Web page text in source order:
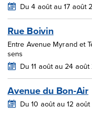
Du 4 août au 17 août
Rue Boivin
Entre Avenue Myrand et
sens
Du 11 août au 24
Avenue du Bon-Air
Du 10 août au 12